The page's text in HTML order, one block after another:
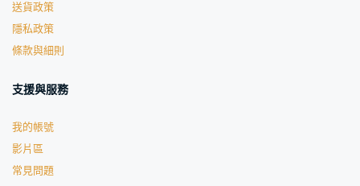
送貨政策
隱私政策
條款與細則
支援與服務
我的帳號
影片區
常見問題